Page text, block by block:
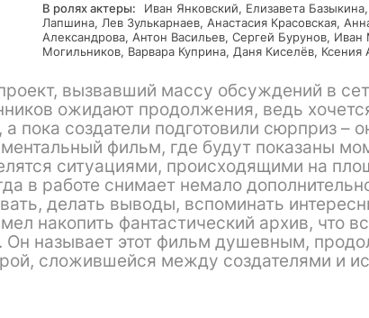
В ролях актеры:
Иван Янковский, Елизавета
Лапшина, Лев Зулькарнаев, Анастасия Красовская,
Александрова, Антон Васильев, Сергей Бурунов,
Могильников, Варвара Куприна, Даня Киселёв,
вызвавший массу обсуждений в
ожидают продолжения, ведь
а пока создатели подготовили сюрприз –
фильм, где будут показаны
ситуациями, происходящими на
в работе снимает немало
делать выводы, вспоминать
накопить фантастический архив, что
Он называет этот фильм душевным,
сложившейся между создателями и